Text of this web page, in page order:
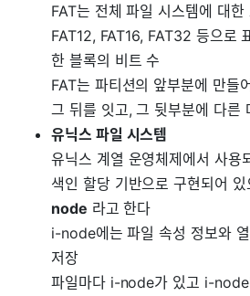
FAT는 전체 파일 시스템에 대
FAT12, FAT16, FAT32 등으로
한 블록의 비트 수
FAT는 파티션의 앞부분에 만들
그 뒤를 잇고, 그 뒷부분에 다른
유닉스 파일 시스템
유닉스 계열 운영체제에서 사용
색인 할당 기반으로 구현되어
node 라고 한다
i-node에는 파일 속성 정보와
저장
파일마다 i-node가 있고 i-node